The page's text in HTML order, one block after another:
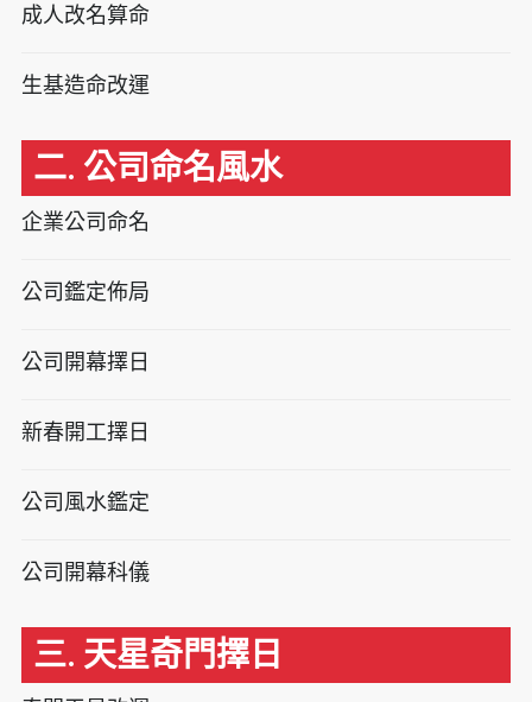
成人改名算命
生基造命改運
二. 公司命名風水
企業公司命名
公司鑑定佈局
公司開幕擇日
新春開工擇日
公司風水鑑定
公司開幕科儀
三. 天星奇門擇日